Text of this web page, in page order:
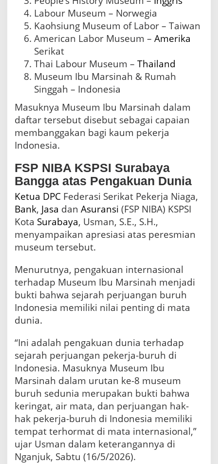
Labour Museum – Norwegia
Kaohsiung Museum of Labor – Taiwan
American Labor Museum – Amerika
Serikat
Thai Labour Museum – Thailand
Museum Ibu Marsinah & Rumah
Singgah – Indonesia
Masuknya Museum Ibu Marsinah dalam
daftar tersebut disebut sebagai capaian
membanggakan bagi kaum pekerja
Indonesia.
FSP NIBA KSPSI Surabaya
Bangga atas Pengakuan Dunia
Ketua DPC Federasi Serikat Pekerja Niaga,
Bank, Jasa dan Asuransi (FSP NIBA) KSPSI
Kota Surabaya, Usman, S.E., S.H.,
menyampaikan apresiasi atas peresmian
museum tersebut.
Menurutnya, pengakuan internasional
terhadap Museum Ibu Marsinah menjadi
bukti bahwa sejarah perjuangan buruh
Indonesia memiliki nilai penting di mata
dunia.
“Ini adalah pengakuan dunia terhadap
sejarah perjuangan pekerja-buruh di
Indonesia. Masuknya Museum Ibu
Marsinah dalam urutan ke-8 museum
buruh sedunia merupakan bukti bahwa
keringat, air mata, dan perjuangan hak-
hak pekerja-buruh di Indonesia memiliki
tempat terhormat di mata internasional,”
ujar Usman dalam keterangannya di
Nganjuk, Sabtu (16/5/2026).